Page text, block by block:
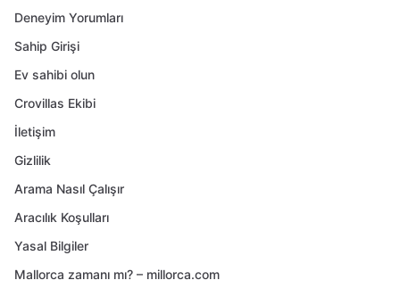
Deneyim Yorumları
Sahip Girişi
Ev sahibi olun
Crovillas Ekibi
İletişim
Gizlilik
Arama Nasıl Çalışır
Aracılık Koşulları
Yasal Bilgiler
Mallorca zamanı mı? – millorca.com